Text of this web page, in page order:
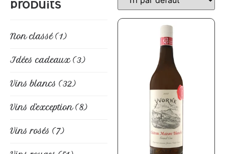
produits
Non classé (1)
Idées cadeaux (3)
Vins blancs (32)
Vins d'exception(8)
Vins rosés (7)